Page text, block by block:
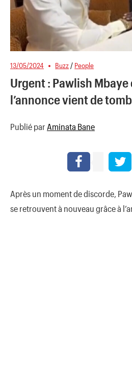
13/05/2024 Buzz / People
Urgent : Pawlish Mbaye
l’annonce vient de
Publié par Aminata Bane
Après un moment de discorde,
se retrouvent à nouveau grâce à